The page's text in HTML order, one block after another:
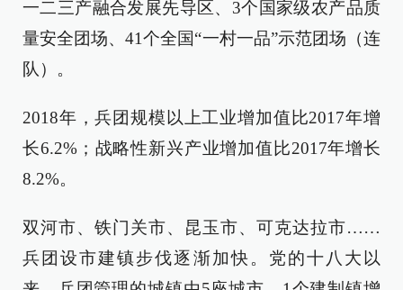
一二三产融合发展先导区、3个国家级农产品质
量安全团场、41个全国“一村一品”示范团场（连
队）。
2018年，兵团规模以上工业增加值比2017年增
长6.2%；战略性新兴产业增加值比2017年增长
8.2%。
双河市、铁门关市、昆玉市、可克达拉市……
兵团设市建镇步伐逐渐加快。党的十八大以